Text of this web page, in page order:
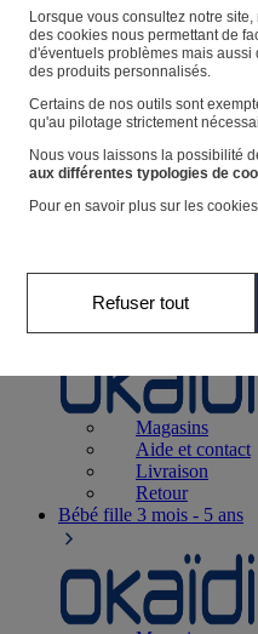
Magasin
Vos informations
Suivre une commande
Panier
Favoris
Naissance0-12 mois
Magasins
Aide et contact
Livraison
Retour
Bébé fille 3 mois - 5 ans
Lorsque vous consultez notre site,
des cookies nous permettant de
d'éventuels problèmes mais
des produits personnalisés.
Certains de nos outils sont
qu'au pilotage strictement
Nous vous laissons la possibilité
aux différentes typologies de
Pour en savoir plus sur les
Refuser tout